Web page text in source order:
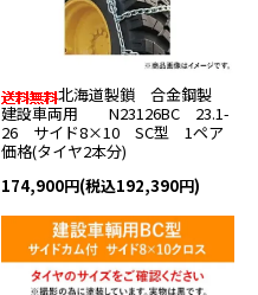
北海道製鎖 合金鋼製
建設車両用 N23126BC 23.1-
26 サイド8×10 SC型 1ペア
価格(タイヤ2本分)
174,900円(税込192,390円)